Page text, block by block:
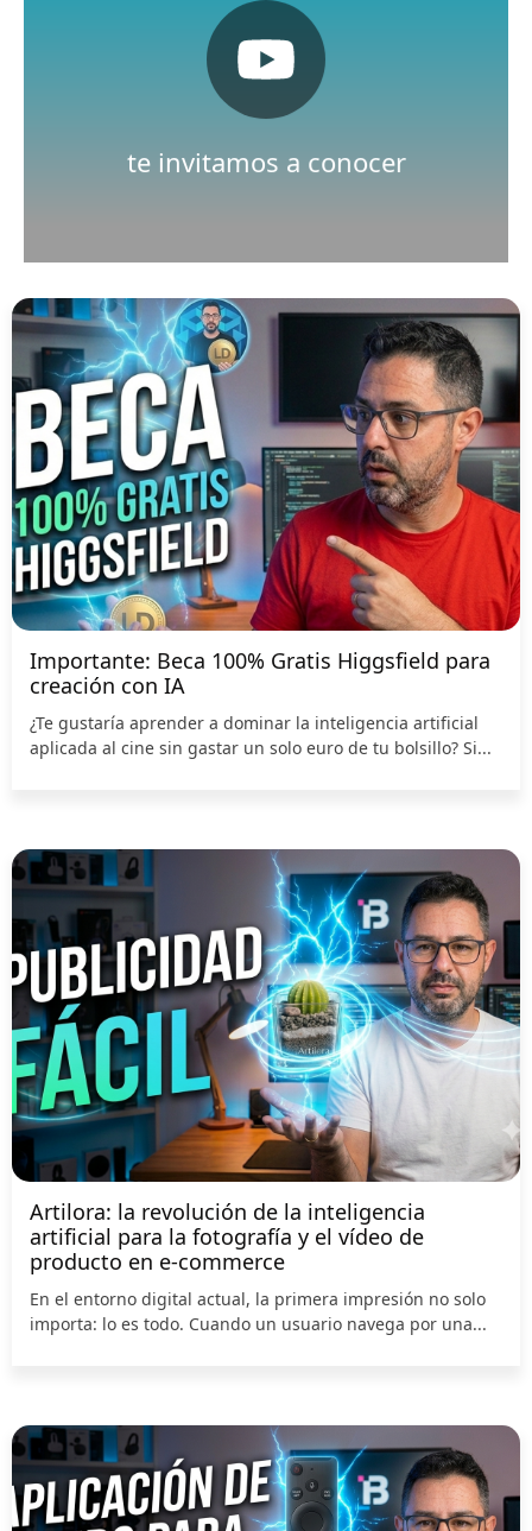
te invitamos a conocer
Nuestro canal de Youtube
Pulsa aquí
Importante: Beca 100% Gratis Higgsfield para
creación con IA
¿Te gustaría aprender a dominar la inteligencia artificial
aplicada al cine sin gastar un solo euro de tu bolsillo? Si...
Artilora: la revolución de la inteligencia
artificial para la fotografía y el vídeo de
producto en e-commerce
En el entorno digital actual, la primera impresión no solo
importa: lo es todo. Cuando un usuario navega por una...